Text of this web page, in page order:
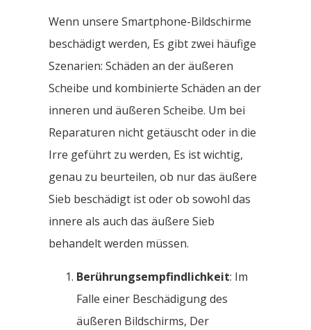
Wenn unsere Smartphone-Bildschirme
beschädigt werden, Es gibt zwei häufige
Szenarien: Schäden an der äußeren
Scheibe und kombinierte Schäden an der
inneren und äußeren Scheibe. Um bei
Reparaturen nicht getäuscht oder in die
Irre geführt zu werden, Es ist wichtig,
genau zu beurteilen, ob nur das äußere
Sieb beschädigt ist oder ob sowohl das
innere als auch das äußere Sieb
behandelt werden müssen.
Berührungsempfindlichkeit: Im
Falle einer Beschädigung des
äußeren Bildschirms, Der